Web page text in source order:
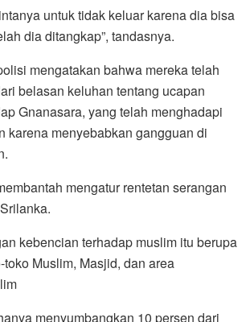
untuk tidak keluar karena dia bisa
dia ditangkap”, tandasnya.
mengatakan bahwa mereka telah
belasan keluhan tentang ucapan
Gnanasara, yang telah menghadapi
karena menyebabkan gangguan di
mengatur rentetan serangan
kebencian terhadap muslim itu berupa
Muslim, Masjid, dan area
menyumbangkan 10 persen dari